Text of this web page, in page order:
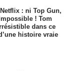
: ni Top Gun,
! Tom
dans ce
histoire vraie